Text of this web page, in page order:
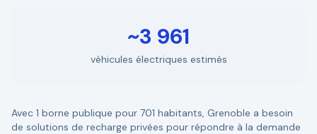
~3 961
véhicules électriques estimés
Avec 1 borne publique pour 701 habitants, Grenoble a besoin
de solutions de recharge privées pour répondre à la demande